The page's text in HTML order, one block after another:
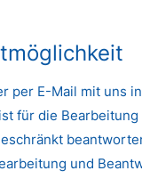
per E-Mail mit uns
für die
und